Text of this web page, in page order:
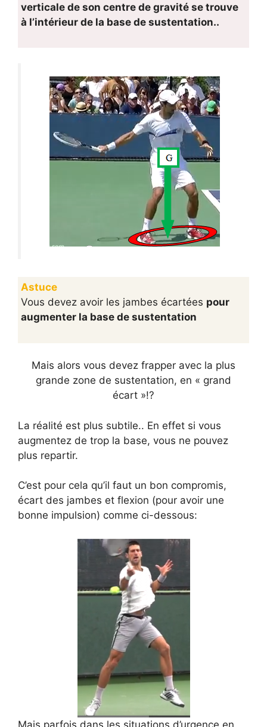
verticale de son centre de gravité se trouve
à l’intérieur de la base de sustentation..
Astuce
Vous devez avoir les jambes écartées pour
augmenter la base de sustentation
Mais alors vous devez frapper avec la plus
grande zone de sustentation, en « grand
écart »!?
La réalité est plus subtile.. En effet si vous
augmentez de trop la base, vous ne pouvez
plus repartir.
C’est pour cela qu’il faut un bon compromis,
écart des jambes et flexion (pour avoir une
bonne impulsion) comme ci-dessous:
Mais parfois dans les situations d’urgence en